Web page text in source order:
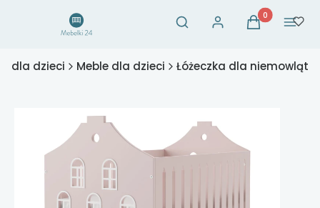
Otwórz wyszukiwarkę
Szukaj Zaloguj sięProdukty w
Koszyk Menu
dla dzieci Meble dla dzieci Łóżeczka dla niemowląt